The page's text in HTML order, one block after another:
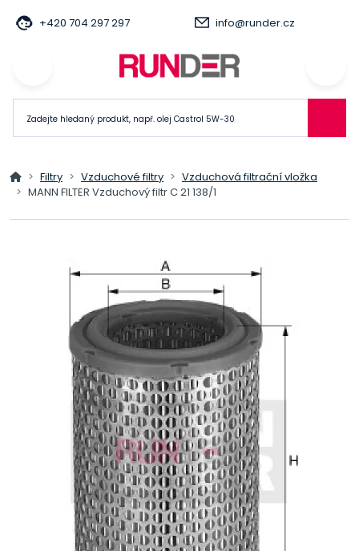
+420 704 297 297 info@runder.cz
Filtry Vzduchové filtry
Vzduchová filtrační vložka
MANN FILTER Vzduchový filtr C 21 138/1